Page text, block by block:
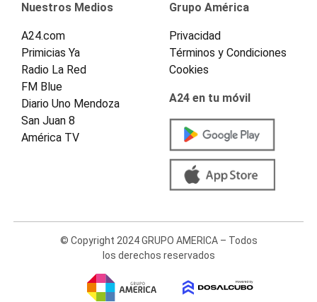
Nuestros Medios
A24.com
Primicias Ya
Radio La Red
FM Blue
Diario Uno Mendoza
San Juan 8
América TV
Grupo América
Privacidad
Términos y Condiciones
Cookies
A24 en tu móvil
© Copyright 2024 GRUPO AMERICA – Todos
los derechos reservados